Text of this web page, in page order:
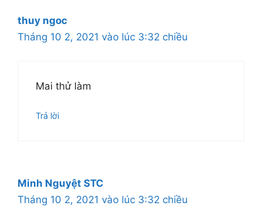
thuy ngoc
Tháng 10 2, 2021 vào lúc 3:32 chiều
Mai thử làm
Trả lời
Minh Nguyệt STC
Tháng 10 2, 2021 vào lúc 3:32 chiều